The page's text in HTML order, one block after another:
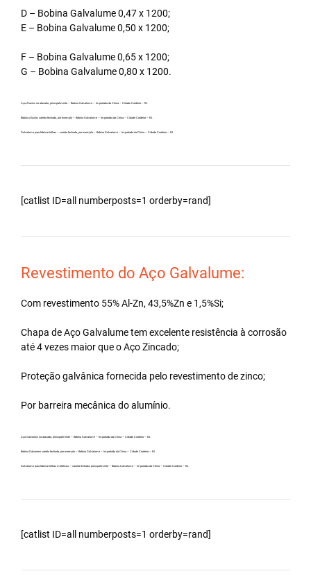
D – Bobina Galvalume 0,47 x 1200;
E – Bobina Galvalume 0,50 x 1200;
F – Bobina Galvalume 0,65 x 1200;
G – Bobina Galvalume 0,80 x 1200.
Aço Aluzinc no atacado, principalmente – Bobina Galvalume – Importada da China – Cidade Cordeiro – RJ.
Bobina Aluzinc carreta fechada, por exemplo – Bobina Galvalume – Importada da China – Cidade Cordeiro – RJ.
Galvalume para fabricar telhas – carreta fechada, por exemplo – Bobina Galvalume – Importada da China – Cidade Cordeiro – RJ.
[catlist ID=all numberposts=1 orderby=rand]
Revestimento do Aço Galvalume:
Com revestimento 55% Al-Zn, 43,5%Zn e 1,5%Si;
Chapa de Aço Galvalume tem excelente resistência à corrosão
até 4 vezes maior que o Aço Zincado;
Proteção galvânica fornecida pelo revestimento de zinco;
Por barreira mecânica do alumínio.
Aço Galvanew no atacado, principalmente – Bobina Galvalume – Importada da China – Cidade Cordeiro – RJ.
Bobina Galvanew carreta fechada, por exemplo – Bobina Galvalume – Importada da China – Cidade Cordeiro – RJ.
Galvalume para fabricar telhas metálicas – carreta fechada, principalmente – Bobina Galvalume – Importada da China – Cidade Cordeiro – RJ.
[catlist ID=all numberposts=1 orderby=rand]